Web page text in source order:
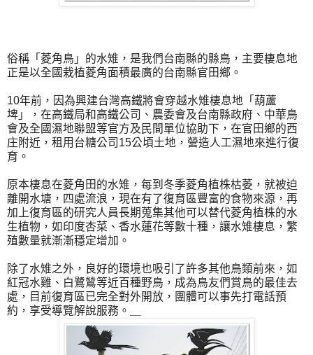
俗稱「菱角鳥」的水雉，是我們台南縣的縣鳥，主要棲息地
正是以全國栽植菱角面積最廣的台南縣官田鄉。
10年前，因為興建台灣高鐵將會穿越水雉棲息地「葫蘆
埤」，在高鐵局和高鐵公司、農委會及台南縣政府、中華鳥
會及全國濕地聯盟等官方及民間單位協助下，在官田鄉的西
庄附近，租用台糖公司15公頃土地，營造人工濕地來進行復
育。
原本棲息在菱角田的水雉，每到冬季菱角植株枯萎，就被迫
離開水塘，四處流浪，現在有了復育區豐富的食物來源，再
加上復育區的研究人員長期蒐集其他可以替代菱角植株的水
生植物，如印度杏菜、香水蓮花等數十種，讓水雉棲息，繁
殖數量就漸漸穩定增加。
除了水雉之外，良好的環境也吸引了許多其他鳥類前來，如
紅冠水雞、白鷺鷥等近百種野鳥，成為鳥友們賞鳥的最佳去
處，目前復育區已完全對外開放，團體可以事先打電話預
約，享受導覽解說服務。＿